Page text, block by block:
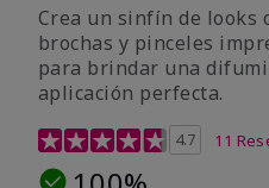
Crea un sinfín de looks
brochas y pinceles
para brindar una
aplicación perfecta.
Calificación de clientes de
4.7 11